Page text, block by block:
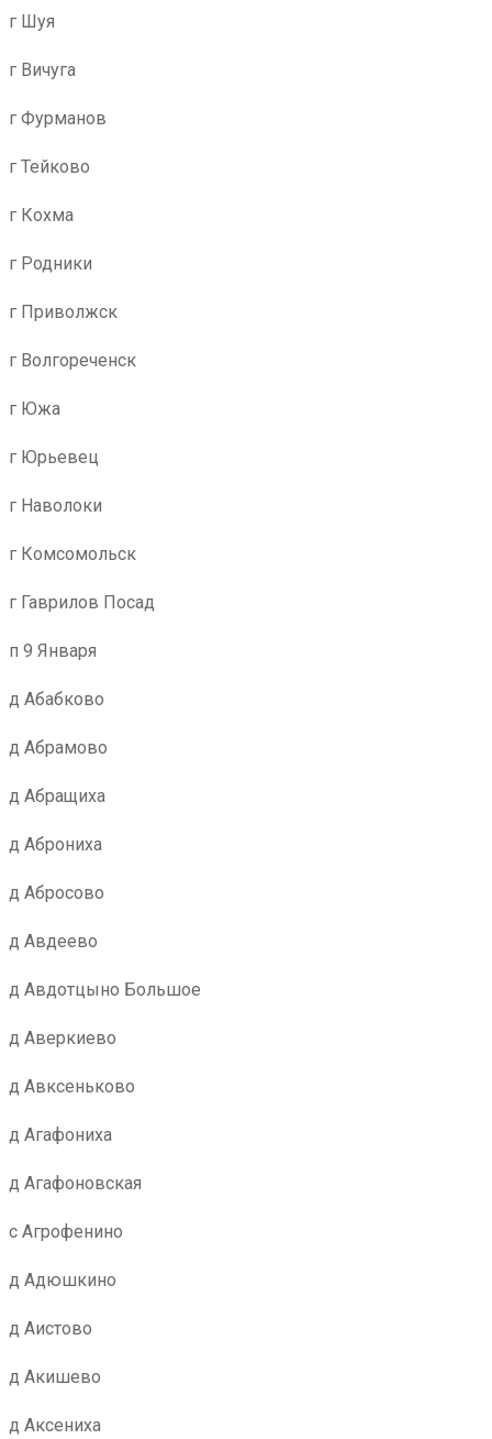
г Шуя
г Вичуга
г Фурманов
г Тейково
г Кохма
г Родники
г Приволжск
г Волгореченск
г Южа
г Юрьевец
г Наволоки
г Комсомольск
г Гаврилов Посад
п 9 Января
д Абабково
д Абрамово
д Абращиха
д Аброниха
д Абросово
д Авдеево
д Авдотцыно Большое
д Аверкиево
д Авксеньково
д Агафониха
д Агафоновская
с Агрофенино
д Адюшкино
д Аистово
д Акишево
д Аксениха